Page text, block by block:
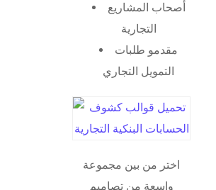
أصحاب المشاريع
التجارية
مقدمو طلبات
التمويل التجاري
اختر من بين مجموعة
واسعة من تصاميم